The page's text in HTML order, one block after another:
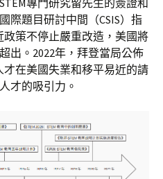
際題目研討中間（CSIS）指
政策不停止嚴重改造，美國將
出。2022年，拜登當局公佈
才在美國失業和移平易近的請
才的吸引力。